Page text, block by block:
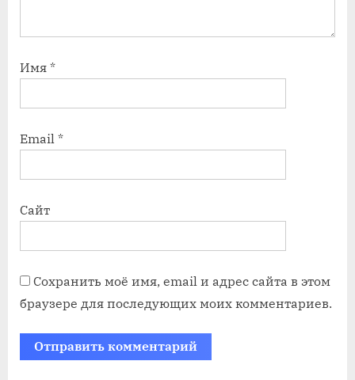
Имя *
Email *
Сайт
Сохранить моё имя, email и адрес сайта в этом
браузере для последующих моих комментариев.